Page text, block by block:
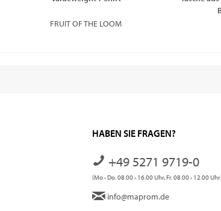
FRUIT OF THE LOOM
HABEN SIE FRAGEN?
+49 5271 9719-0
(Mo - Do. 08.00 - 16.00 Uhr, Fr. 08.00 - 12.00
info@maprom.de